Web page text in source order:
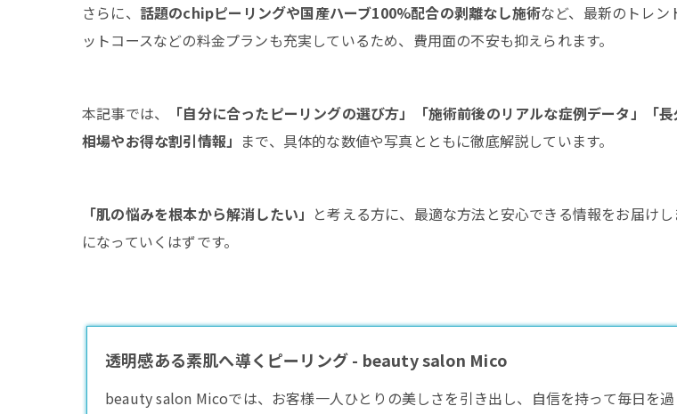
さらに、 話題のchipピーリングや国産ハーブ100%配合の剥離なし施術など、最新のトレン
ットコースなどの料金プランも充実しているため、費用面の不安も抑えられます。
本記事では、
「自分に合ったピーリングの選び方」「施術前後のリアルな症例データ」
相場やお得な割引情報」 まで、具体的な数値や写真とともに徹底解説しています。
「肌の悩みを根本から解消したい」 と考える方に、最適な方法と安心できる情報をお届け
になっていくはずです。
透明感ある素肌へ導くピーリング - beauty salon Mico
beauty salon Micoでは、お客様一人ひとりの美しさを引き出し、自信を持って毎日を